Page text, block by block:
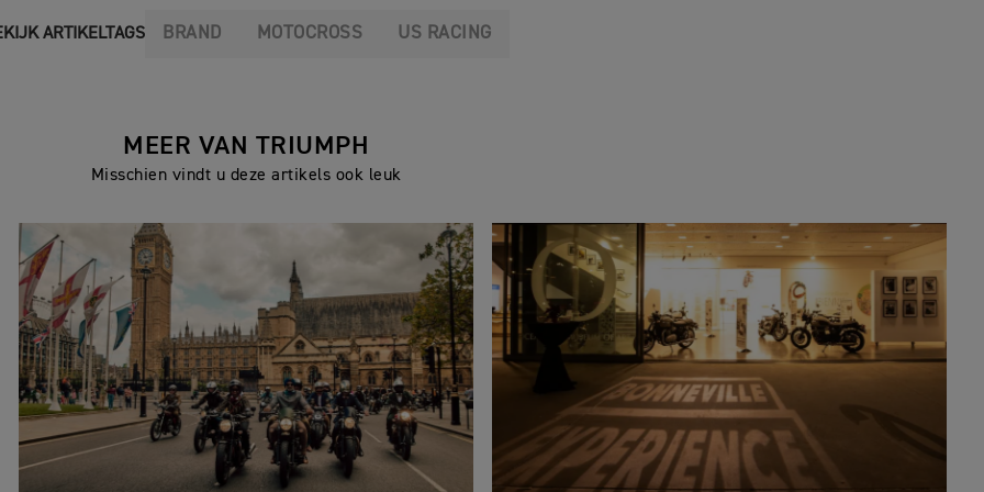
ARTIKELTAGS BRAND MOTOCROSS US RACING
MEER VAN TRIUMPH
Misschien vindt u deze artikels ook leuk